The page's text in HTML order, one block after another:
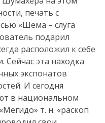
печать с
«Шема – слуга
подарил
расположил к себе
эта находка
экспонатов
И сегодня
в национальном
т. н. «раскоп